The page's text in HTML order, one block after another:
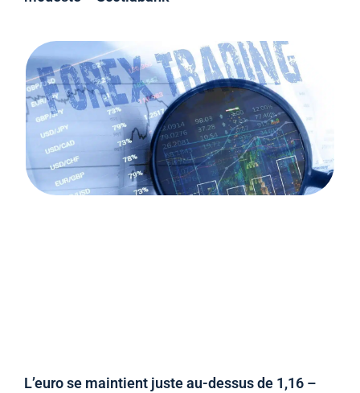
L’euro se maintient juste au-dessus de 1,16 –